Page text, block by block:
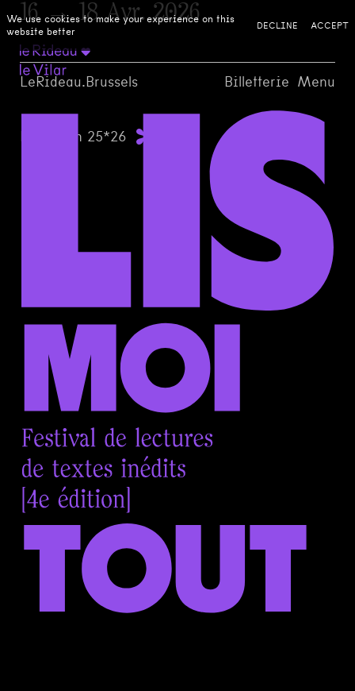
We use cookies to make your experience on this
website better
DECLINE ACCEPT
LeRideau.Brussels Billetterie Menu
La saison 25*26
16 → 18 Avr. 2026